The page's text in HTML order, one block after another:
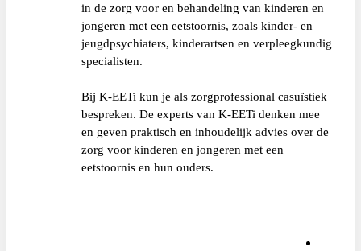
in de zorg voor en behandeling van kinderen en
jongeren met een eetstoornis, zoals kinder- en
jeugdpsychiaters, kinderartsen en verpleegkundig
specialisten.
Bij K-EETi kun je als zorgprofessional casuïstiek
bespreken. De experts van K-EETi denken mee
en geven praktisch en inhoudelijk advies over de
zorg voor kinderen en jongeren met een
eetstoornis en hun ouders.